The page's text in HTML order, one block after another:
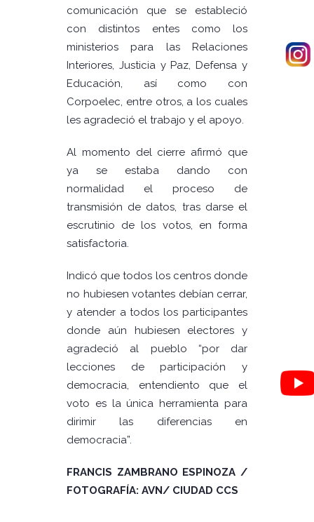
comunicación que se estableció
con distintos entes como los
ministerios para las Relaciones
Interiores, Justicia y Paz, Defensa y
Educación, así como con
Corpoelec, entre otros, a los cuales
les agradeció el trabajo y el apoyo.
Al momento del cierre afirmó que
ya se estaba dando con
normalidad el proceso de
transmisión de datos, tras darse el
escrutinio de los votos, en forma
satisfactoria.
Indicó que todos los centros donde
no hubiesen votantes debían cerrar,
y atender a todos los participantes
donde aún hubiesen electores y
agradeció al pueblo “por dar
lecciones de participación y
democracia, entendiento que el
voto es la única herramienta para
dirimir las diferencias en
democracia”.
FRANCIS ZAMBRANO ESPINOZA /
FOTOGRAFÍA: AVN/ CIUDAD CCS